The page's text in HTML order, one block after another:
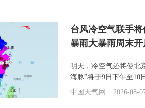
台风冷空气联手
暴雨大暴雨周末开
明天，冷空气还将使北
海豚”将于9日下午至10
中国天气网
2026-08-